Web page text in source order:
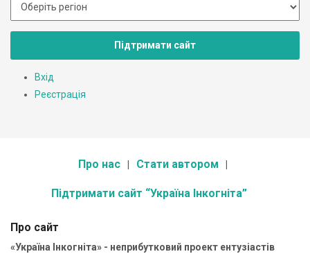
Підтримати сайт
Вхід
Реєстрація
Про нас Стати автором
Підтримати сайт “Україна Інкогніта”
Про сайт
«Україна Інкогніта» - неприбутковий проект ентузіастів